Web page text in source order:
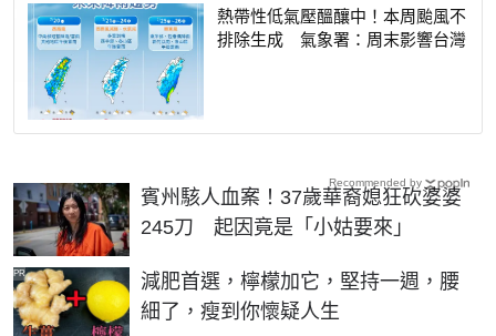
熱帶性低氣壓醞釀中！本周颱風不
排除生成 氣象署：周末影響台灣
賓州駭人血案！37歲華裔媳狂砍婆婆
245刀 起因竟是「小姑要來」
減肥首選，檸檬加它，堅持一週，腰
細了，瘦到你懷疑人生
PR
Recommended by